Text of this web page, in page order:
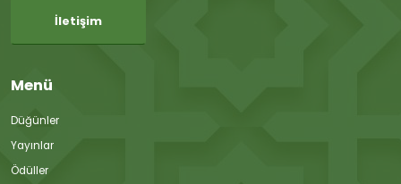
İletişim
Menü
Düğünler
Yayınlar
Ödüller